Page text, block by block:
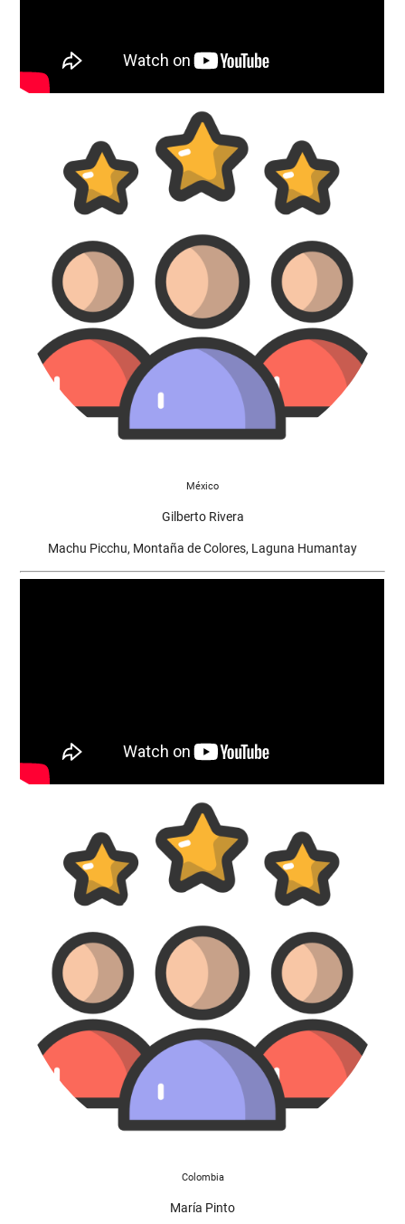
México
Gilberto Rivera
Machu Picchu, Montaña de Colores, Laguna Humantay
Colombia
María Pinto